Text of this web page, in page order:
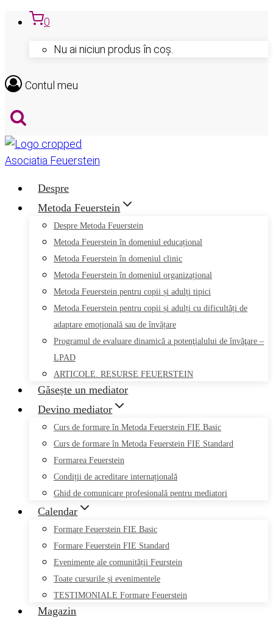
Skip
0
Nu ai niciun produs în coș.
Contul meu
Despre
Metoda Feuerstein
Despre Metoda Feuerstein
Metoda Feuerstein în domeniul educațional
Metoda Feuerstein în domeniul clinic
Metoda Feuerstein în domeniul organizațional
Metoda Feuerstein pentru copii și adulți tipici
Metoda Feuerstein pentru copii și adulți cu dificultăți de
adaptare emoțională sau de învățare
Programul de evaluare dinamică a potenţialului de învăţare –
LPAD
ARTICOLE. RESURSE FEUERSTEIN
Găsește un mediator
Devino mediator
Curs de formare în Metoda Feuerstein FIE Basic
Curs de formare în Metoda Feuerstein FIE Standard
Formarea Feuerstein
Condiții de acreditare internațională
Ghid de comunicare profesională pentru mediatori
Calendar
Formare Feuerstein FIE Basic
Formare Feuerstein FIE Standard
Evenimente ale comunității Feurstein
Toate cursurile și evenimentele
TESTIMONIALE Formare Feuerstein
Magazin